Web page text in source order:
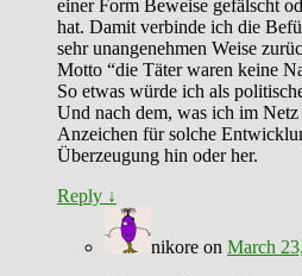
einer Form Beweise gefälscht
hat. Damit verbinde ich die
sehr unangenehmen Weise
Motto “die Täter waren keine
So etwas würde ich als
Und nach dem, was ich im Netz
Anzeichen für solche
Überzeugung hin oder her.
Reply ↓
nikore on March